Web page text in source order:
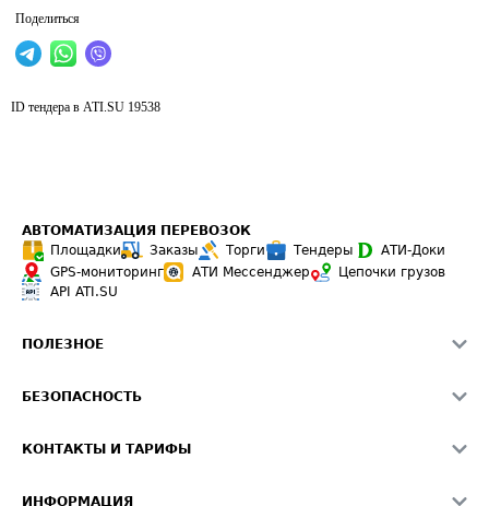
Поделиться
ID тендера в ATI.SU 19538
АВТОМАТИЗАЦИЯ ПЕРЕВОЗОК
Площадки
Заказы Торги Тендеры
АТИ-Доки
GPS-мониторинг
АТИ Мессенджер
Цепочки грузов
API ATI.SU
ПОЛЕЗНОЕ
Звезды ATI.SU на вашем сайте
Средние ставки
БЕЗОПАСНОСТЬ
Светофор+
КОНТАКТЫ И ТАРИФЫ
ИНФОРМАЦИЯ